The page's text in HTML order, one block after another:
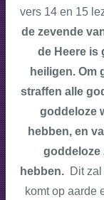
vers 14 en 15
de zevende
de Heere is
heiligen. Om
straffen alle
goddeloze
hebben, en
goddeloze
hebben. Dit
komt op aarde